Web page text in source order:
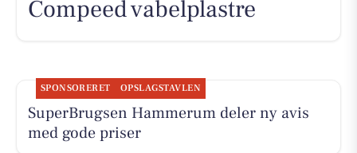
Compeed vabelplastre
SPONSORERET OPSLAGSTAVLEN
SuperBrugsen Hammerum deler ny avis
med gode priser